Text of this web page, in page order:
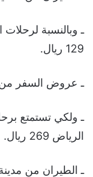
ـ وبالنسبة
129 ريال.
ـ عروض السفر من
ـ ولكي تستمتع
الرياض 269 ريال.
ـ الطيران من مدينة